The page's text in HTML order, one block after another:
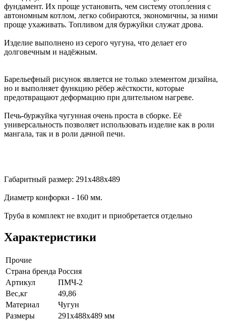
фундамент. Их проще установить, чем систему отопления с
автономным котлом, легко собираются, экономичны, за ними
проще ухаживать. Топливом для буржуйки служат дрова.
Изделие выполнено из серого чугуна, что делает его
долговечным и надёжным.
Барельефный рисунок является не только элементом дизайна,
но и выполняет функцию рёбер жёсткости, которые
предотвращают деформацию при длительном нагреве.
Печь-буржуйка чугунная очень проста в сборке. Её
универсальность позволяет использовать изделие как в роли
мангала, так и в роли дачной печи.
Габаритный размер: 291х488х489
Диаметр конфорки - 160 мм.
Труба в комплект не входит и приобретается отдельно
Характеристики
Прочие
Страна бренда Россия
Артикул
ПМЧ-2
Вес,кг
49,86
Материал
Чугун
Размеры
291х488х489 мм